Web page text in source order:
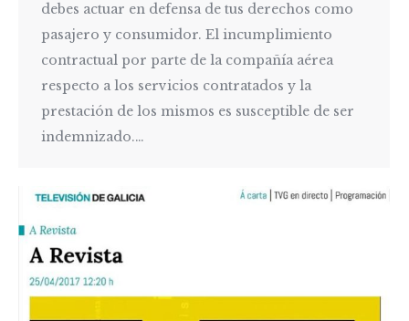
debes actuar en defensa de tus derechos como
pasajero y consumidor. El incumplimiento
contractual por parte de la compañía aérea
respecto a los servicios contratados y la
prestación de los mismos es susceptible de ser
indemnizado.…